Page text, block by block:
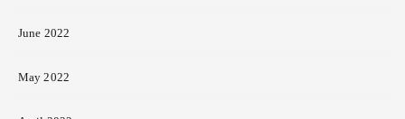
June 2022
May 2022